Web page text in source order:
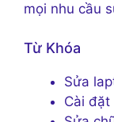
mọi nhu cầu
Từ Khóa
Sửa
Cài đặt